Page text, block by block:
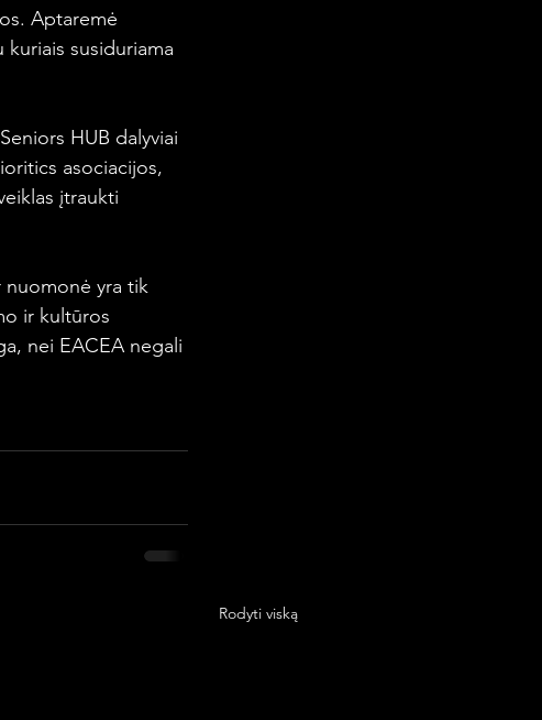
Aptaremė
susiduriama
HUB dalyviai
asociacijos,
įtraukti
nuomonė yra tik
ir kultūros
nei EACEA negali
Rodyti viską